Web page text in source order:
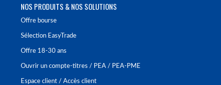
NOS PRODUITS & NOS SOLUTIONS
Offre bourse
Sélection EasyTrade
Offre 18-30 ans
Ouvrir un compte-titres / PEA / PEA-PME
Espace client / Accès client